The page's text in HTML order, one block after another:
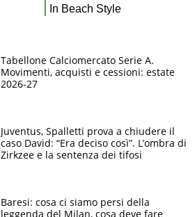
Tabellone Calciomercato Serie A.
Movimenti, acquisti e cessioni: estate
2026-27
Juventus, Spalletti prova a chiudere il
caso David: “Era deciso così”. L’ombra di
Zirkzee e la sentenza dei tifosi
Baresi: cosa ci siamo persi della
leggenda del Milan, cosa deve fare